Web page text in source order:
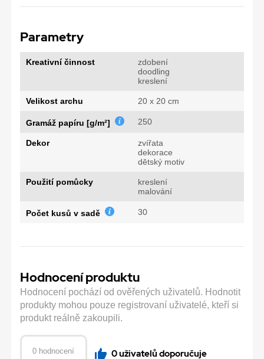
Parametry
Kreativní činnost
zdobení
doodling
kreslení
Velikost archu 20 x 20 cm
Gramáž papíru [g/m²] 250
Dekor
zvířata
dekorace
dětský motiv
Použití pomůcky
kreslení
malování
Počet kusů v sadě 30
Hodnocení produktu
Hodnocení pochází od ověřených uživatelů. Hodnotit
produkty mohou pouze registrovaní uživatelé, kteří si
produkt reálně zakoupili.
0 hodnocení 0 uživatelů doporučuje